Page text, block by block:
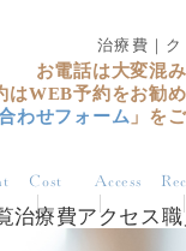
治療費｜
お電話は大変混
はWEB予約をお勧
わせフォーム 」を
Cost
治療費
Access
アクセス